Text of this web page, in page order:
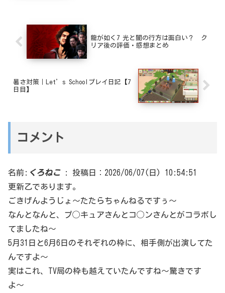
龍が如く7 光と闇の行方は面白い？ ク
リア後の評価・感想まとめ
暑さ対策｜Let’s Schoolプレイ日記【7
日目】
コメント
名前: くろねこ:
投稿日：2026/06/07(日) 10:54:51
更新乙であります。
ごきげんようじょ〜たたらちゃんねるですぅ〜
なんとなんと、プ◯キュアさんとコ◯ンさんとがコラボし
てましたね〜
5月31日と6月6日のそれぞれの枠に、相手側が出演してた
んですよ〜
実はこれ、TV局の枠も越えていたんですね〜驚きです
よ〜